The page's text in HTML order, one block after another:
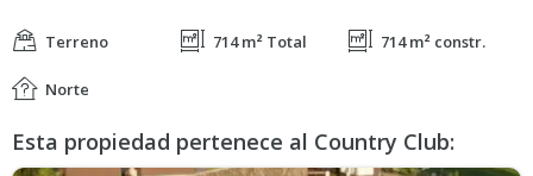
Terreno 714 m² Total 714 m² constr.
Norte
Esta propiedad pertenece al Country Club: